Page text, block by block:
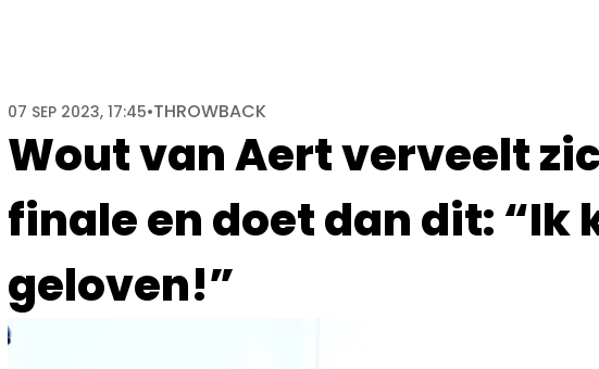
Wout van Aert verveelt
finale en doet dan dit: “Ik
geloven!”
07 SEP 2023, 17:45•THROWBACK